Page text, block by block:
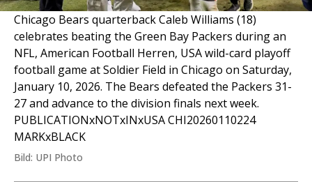
Chicago Bears quarterback Caleb Williams (18)
celebrates beating the Green Bay Packers during an
NFL, American Football Herren, USA wild-card playoff
football game at Soldier Field in Chicago on Saturday,
January 10, 2026. The Bears defeated the Packers 31-
27 and advance to the division finals next week.
PUBLICATIONxNOTxINxUSA CHI20260110224
MARKxBLACK
Bild: UPI Photo